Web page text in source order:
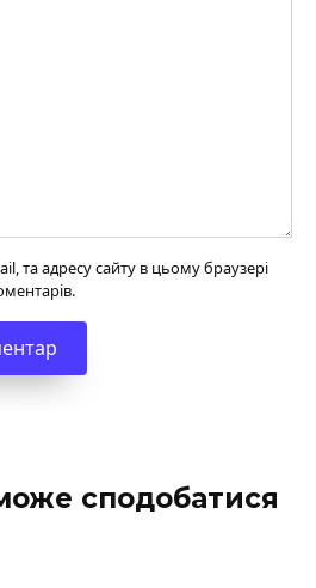
та адресу сайту в цьому браузері
сподобатися